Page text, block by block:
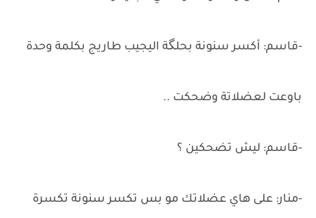
-قاسم: أكسر سنونة بحلگة اليجيب طاريج بكلمة وحدة
باوعت لعضلاتة وضحكت ..
-قاسم: ليش تضحكين ؟
-منار: على هاي عضلاتك مو بس تكسر سنونة تكسرة